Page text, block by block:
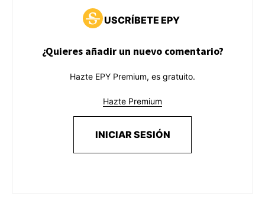
USCRÍBETE EPY
¿Quieres añadir un nuevo comentario?
Hazte EPY Premium, es gratuito.
Hazte Premium
INICIAR SESIÓN